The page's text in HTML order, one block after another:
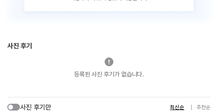
사진 후기
등록된 사진 후기가 없습니다.
사진 후기만 최신순 추천순